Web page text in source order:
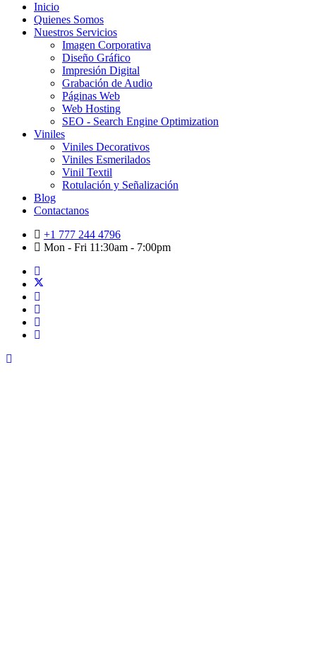
Inicio
Quienes Somos
Nuestros Servicios
Imagen Corporativa
Diseño Gráfico
Impresión Digital
Grabación de Audio
Páginas Web
Web Hosting
SEO - Search Engine Optimization
Viniles
Viniles Decorativos
Viniles Esmerilados
Vinil Textil
Rotulación y Señalización
Blog
Contactanos
+1 777 244 4796
Mon - Fri 11:30am - 7:00pm